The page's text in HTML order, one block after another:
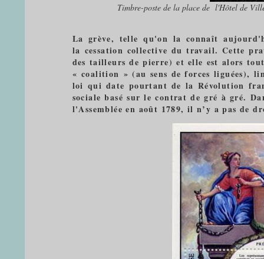
Timbre-poste de la place de l'Hôtel de
La grève, telle qu'on la connaît
la cessation collective du travail. Cette
des tailleurs de pierre) et elle est alors
« coalition » (au sens de forces liguées),
loi qui date pourtant de la Révolution
sociale basé sur le contrat de gré à gré.
l'Assemblée en août 1789, il n’y a pas de